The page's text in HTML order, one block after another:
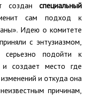
создан специальный
сам подход к
Идею о комитете
с энтузиазмом,
серьезно подойти к
и создает место где
и откуда она
причинам,